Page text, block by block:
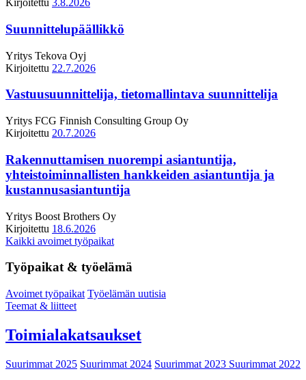
Kirjoitettu 3.8.2026
Suunnittelupäällikkö
Yritys Tekova Oyj
Kirjoitettu 22.7.2026
Vastuusuunnittelija, tietomallintava suunnittelija
Yritys FCG Finnish Consulting Group Oy
Kirjoitettu 20.7.2026
Rakennuttamisen nuorempi asiantuntija,
yhteistoiminnallisten hankkeiden asiantuntija ja
kustannusasiantuntija
Yritys Boost Brothers Oy
Kirjoitettu 18.6.2026
Kaikki avoimet työpaikat
Työpaikat & työelämä
Avoimet työpaikat Työelämän uutisia
Teemat & liitteet
Toimialakatsaukset
Suurimmat 2025 Suurimmat 2024 Suurimmat 2023 Suurimmat 2022